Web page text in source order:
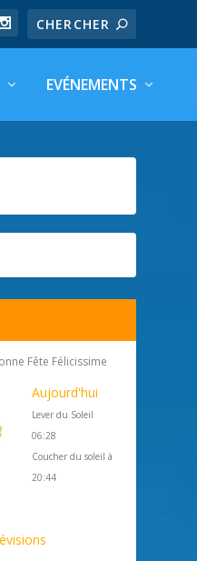
EVÉNEMENTS
Fête Félicissime
Aujourd'hui
Lever du Soleil
06:28
Coucher du soleil à
20:44